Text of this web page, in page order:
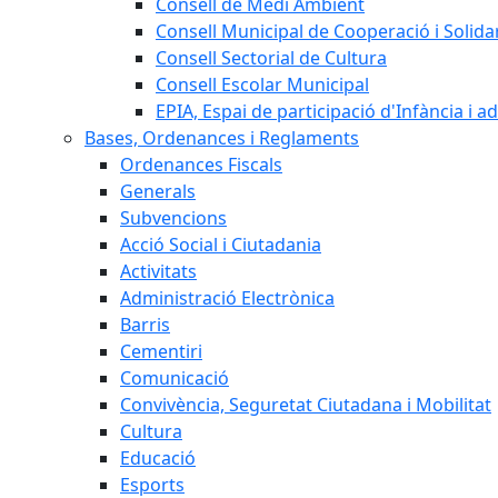
Consell Municipal de Cooperació i
Consell Sectorial de Cultura
Consell Escolar Municipal
EPIA, Espai de participació d'Infància i
Bases, Ordenances i Reglaments
Ordenances Fiscals
Generals
Subvencions
Acció Social i Ciutadania
Activitats
Administració Electrònica
Barris
Cementiri
Comunicació
Convivència, Seguretat Ciutadana i Mobilitat
Cultura
Educació
Esports